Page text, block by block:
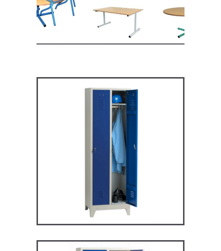
ARV2P – Vestiaire industrie